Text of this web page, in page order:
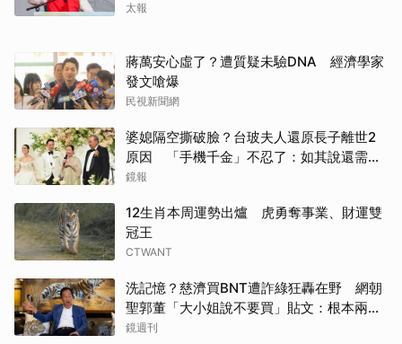
太報
蔣萬安心虛了？遭質疑未驗DNA 經濟學家
發文嗆爆
民視新聞網
婆媳隔空撕破臉？台玻夫人還原長子離世2
原因 「手機千金」不忍了：如其說還需要
離開嗎？
鏡報
12生肖本周運勢出爐 虎勇奪事業、財運雙
冠王
CTWANT
洗記憶？慈濟買BNT遭詐綠狂轟在野 網朝
聖郭董「大小姐說不要買」貼文：根本兩碼
事
鏡週刊